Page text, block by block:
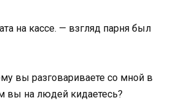
на кассе. — взгляд парня был
вы разговариваете со мной в
вы на людей кидаетесь?